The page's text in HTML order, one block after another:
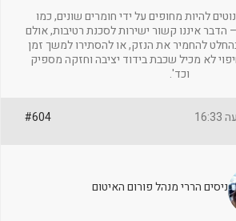
להיות מחופים על ידי חומרים שונים, כמו
איננו קשור ישירות לסכנת רטיבות, אולם
בהחלט להחמיר את הנזק, או להסתירו למשך זמן
לא מכיל שכבת בידוד יציבה וחזקה מספיק
וכד'.
#604
ניסים הררי מנהל פורום האיטום